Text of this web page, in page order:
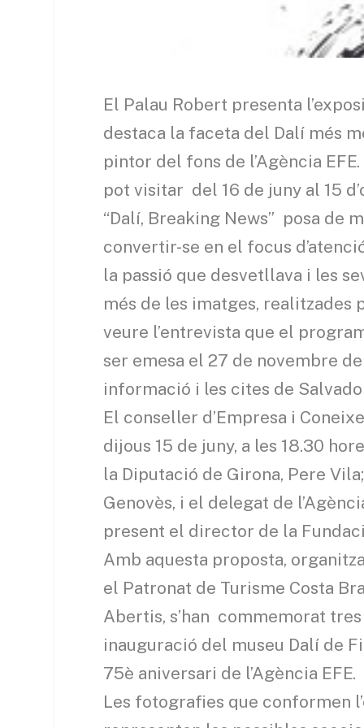
El Palau Robert presenta
destaca la faceta del Dalí més
pintor del fons de l’Agència
pot visitar del 16 de juny al 15
“Dalí, Breaking News” posa de
convertir-se en el focus
la passió que desvetllava i les
més de les imatges, realitzades
veure l’entrevista que el
ser emesa el 27 de novembre
informació i les cites de
El conseller d’Empresa i
dijous 15 de juny, a les 18.30
la Diputació de Girona, Pere
Genovès, i el delegat de
present el director de la
Amb aquesta proposta,
el Patronat de Turisme Costa
Abertis, s’han commemorat
inauguració del museu Dalí de
75è aniversari de l’Agència EFE.
Les fotografies que conformen